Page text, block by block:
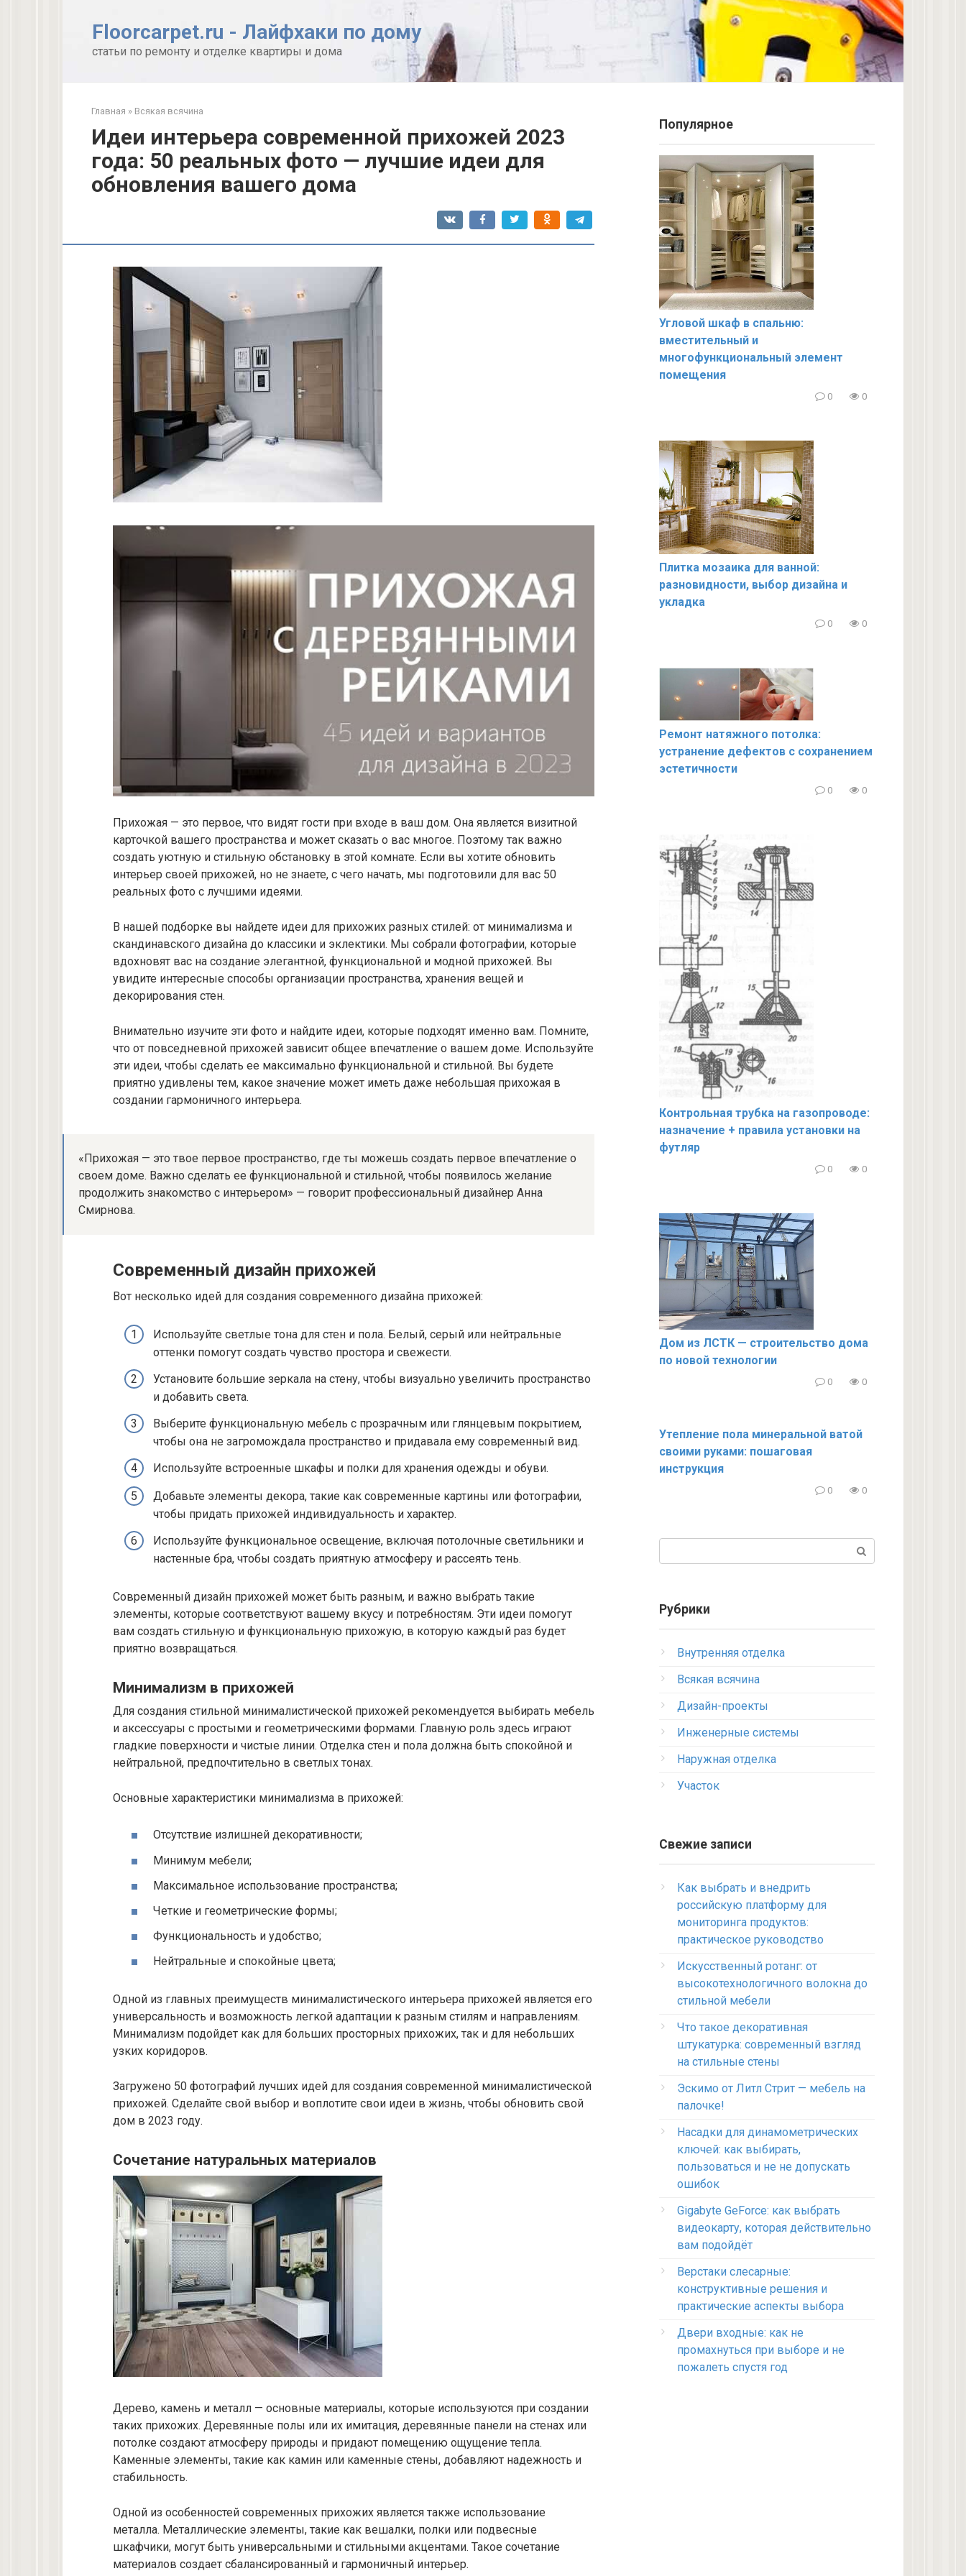
Floorcarpet.ru - Лайфхаки по дому
статьи по ремонту и отделке квартиры и дома
Главная » Всякая всячина
Идеи интерьера современной прихожей 2023
года: 50 реальных фото — лучшие идеи для
обновления вашего дома
Прихожая — это первое, что видят гости при входе в ваш дом. Она является визитной
карточкой вашего пространства и может сказать о вас многое. Поэтому так важно
создать уютную и стильную обстановку в этой комнате. Если вы хотите обновить
интерьер своей прихожей, но не знаете, с чего начать, мы подготовили для вас 50
реальных фото с лучшими идеями.
В нашей подборке вы найдете идеи для прихожих разных стилей: от минимализма и
скандинавского дизайна до классики и эклектики. Мы собрали фотографии, которые
вдохновят вас на создание элегантной, функциональной и модной прихожей. Вы
увидите интересные способы организации пространства, хранения вещей и
декорирования стен.
Внимательно изучите эти фото и найдите идеи, которые подходят именно вам. Помните,
что от повседневной прихожей зависит общее впечатление о вашем доме. Используйте
эти идеи, чтобы сделать ее максимально функциональной и стильной. Вы будете
приятно удивлены тем, какое значение может иметь даже небольшая прихожая в
создании гармоничного интерьера.
«Прихожая — это твое первое пространство, где ты можешь создать первое впечатление о
своем доме. Важно сделать ее функциональной и стильной, чтобы появилось желание
продолжить знакомство с интерьером» — говорит профессиональный дизайнер Анна
Смирнова.
Современный дизайн прихожей
Вот несколько идей для создания современного дизайна прихожей:
Используйте светлые тона для стен и пола. Белый, серый или нейтральные
оттенки помогут создать чувство простора и свежести.
Установите большие зеркала на стену, чтобы визуально увеличить пространство
и добавить света.
Выберите функциональную мебель с прозрачным или глянцевым покрытием,
чтобы она не загромождала пространство и придавала ему современный вид.
Используйте встроенные шкафы и полки для хранения одежды и обуви.
Добавьте элементы декора, такие как современные картины или фотографии,
чтобы придать прихожей индивидуальность и характер.
Используйте функциональное освещение, включая потолочные светильники и
настенные бра, чтобы создать приятную атмосферу и рассеять тень.
Современный дизайн прихожей может быть разным, и важно выбрать такие
элементы, которые соответствуют вашему вкусу и потребностям. Эти идеи помогут
вам создать стильную и функциональную прихожую, в которую каждый раз будет
приятно возвращаться.
Минимализм в прихожей
Для создания стильной минималистической прихожей рекомендуется выбирать мебель
и аксессуары с простыми и геометрическими формами. Главную роль здесь играют
гладкие поверхности и чистые линии. Отделка стен и пола должна быть спокойной и
нейтральной, предпочтительно в светлых тонах.
Основные характеристики минимализма в прихожей:
Отсутствие излишней декоративности;
Минимум мебели;
Максимальное использование пространства;
Четкие и геометрические формы;
Функциональность и удобство;
Нейтральные и спокойные цвета;
Одной из главных преимуществ минималистического интерьера прихожей является его
универсальность и возможность легкой адаптации к разным стилям и направлениям.
Минимализм подойдет как для больших просторных прихожих, так и для небольших
узких коридоров.
Загружено 50 фотографий лучших идей для создания современной минималистической
прихожей. Сделайте свой выбор и воплотите свои идеи в жизнь, чтобы обновить свой
дом в 2023 году.
Сочетание натуральных материалов
Дерево, камень и металл — основные материалы, которые используются при создании
таких прихожих. Деревянные полы или их имитация, деревянные панели на стенах или
потолке создают атмосферу природы и придают помещению ощущение тепла.
Каменные элементы, такие как камин или каменные стены, добавляют надежность и
стабильность.
Одной из особенностей современных прихожих является также использование
металла. Металлические элементы, такие как вешалки, полки или подвесные
шкафчики, могут быть универсальными и стильными акцентами. Такое сочетание
материалов создает сбалансированный и гармоничный интерьер.
Популярное
Угловой шкаф в спальню:
вместительный и
многофункциональный элемент
помещения
0 0
Плитка мозаика для ванной:
разновидности, выбор дизайна и
укладка
0 0
Ремонт натяжного потолка:
устранение дефектов с сохранением
эстетичности
0 0
Контрольная трубка на газопроводе:
назначение + правила установки на
футляр
0 0
Дом из ЛСТК — строительство дома
по новой технологии
0 0
Утепление пола минеральной ватой
своими руками: пошаговая
инструкция
0 0
Рубрики
Внутренняя отделка
Всякая всячина
Дизайн-проекты
Инженерные системы
Наружная отделка
Участок
Свежие записи
Как выбрать и внедрить
российскую платформу для
мониторинга продуктов:
практическое руководство
Искусственный ротанг: от
высокотехнологичного волокна до
стильной мебели
Что такое декоративная
штукатурка: современный взгляд
на стильные стены
Эскимо от Литл Стрит — мебель на
палочке!
Насадки для динамометрических
ключей: как выбирать,
пользоваться и не не допускать
ошибок
Gigabyte GeForce: как выбрать
видеокарту, которая действительно
вам подойдёт
Верстаки слесарные:
конструктивные решения и
практические аспекты выбора
Двери входные: как не
промахнуться при выборе и не
пожалеть спустя год